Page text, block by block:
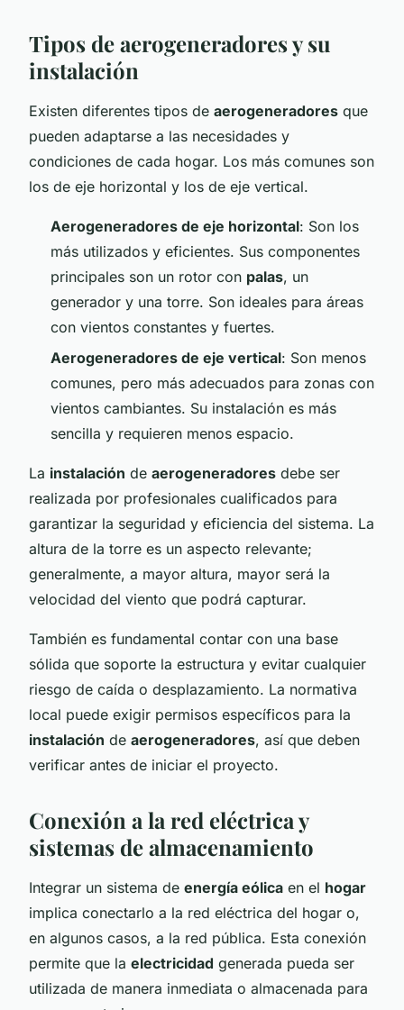
Tipos de aerogeneradores y su
instalación
Existen diferentes tipos de aerogeneradores que
pueden adaptarse a las necesidades y
condiciones de cada hogar. Los más comunes son
los de eje horizontal y los de eje vertical.
Aerogeneradores de eje horizontal: Son los
más utilizados y eficientes. Sus componentes
principales son un rotor con palas, un
generador y una torre. Son ideales para áreas
con vientos constantes y fuertes.
Aerogeneradores de eje vertical: Son menos
comunes, pero más adecuados para zonas con
vientos cambiantes. Su instalación es más
sencilla y requieren menos espacio.
La instalación de aerogeneradores debe ser
realizada por profesionales cualificados para
garantizar la seguridad y eficiencia del sistema. La
altura de la torre es un aspecto relevante;
generalmente, a mayor altura, mayor será la
velocidad del viento que podrá capturar.
También es fundamental contar con una base
sólida que soporte la estructura y evitar cualquier
riesgo de caída o desplazamiento. La normativa
local puede exigir permisos específicos para la
instalación de aerogeneradores, así que deben
verificar antes de iniciar el proyecto.
Conexión a la red eléctrica y
sistemas de almacenamiento
Integrar un sistema de energía eólica en el hogar
implica conectarlo a la red eléctrica del hogar o,
en algunos casos, a la red pública. Esta conexión
permite que la electricidad generada pueda ser
utilizada de manera inmediata o almacenada para